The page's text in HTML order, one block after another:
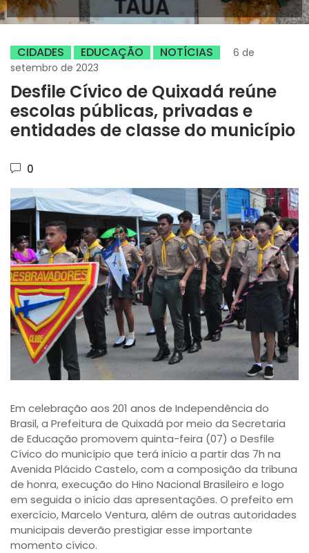
CIDADES EDUCAÇÃO NOTÍCIAS
6 de
setembro de 2023
Desfile Cívico de Quixadá reúne
escolas públicas, privadas e
entidades de classe do município
0
Em celebração aos 201 anos de Independência do
Brasil, a Prefeitura de Quixadá por meio da Secretaria
de Educação promovem quinta-feira (07) o Desfile
Cívico do município que terá início a partir das 7h na
Avenida Plácido Castelo, com a composição da tribuna
de honra, execução do Hino Nacional Brasileiro e logo
em seguida o início das apresentações. O prefeito em
exercício, Marcelo Ventura, além de outras autoridades
municipais deverão prestigiar esse importante
momento cívico.